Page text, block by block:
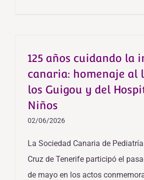
125 años cuidando la
canaria: homenaje al
los Guigou y del
Niños
02/06/2026
La Sociedad Canaria de
Cruz de Tenerife participó el
de mayo en los actos